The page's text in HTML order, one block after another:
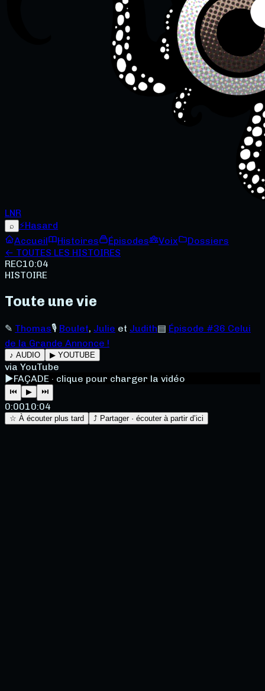
LNR
⌕ ⚡Hasard
Accueil
Histoires Épisodes Voix
Dossiers
← TOUTES LES HISTOIRES
REC10:04
HISTOIRE
Toute une vie
✎ Thomas🎙 Boulet, Julie et Judith▤ Épisode #36 Celui
de la Grande Annonce !
♪ AUDIO ▶ YOUTUBE
via YouTube
▶FAÇADE · clique pour charger la vidéo
⏮ ▶ ⏭
0:0010:04
☆ À écouter plus tard ⤴ Partager · écouter à partir d’ici